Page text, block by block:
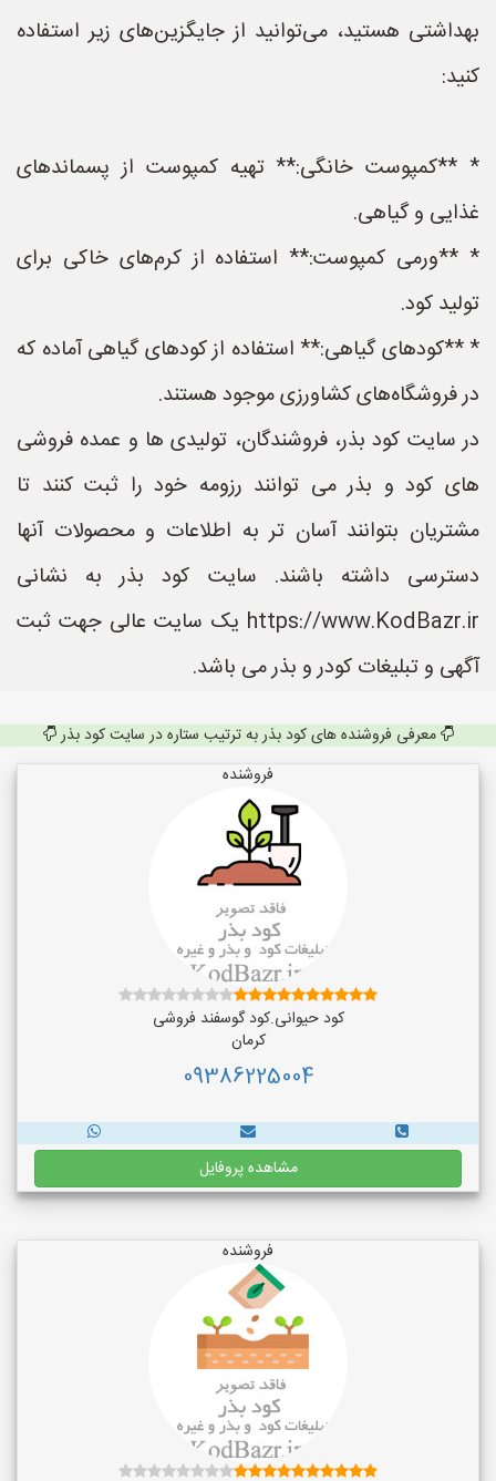
بهداشتی هستید، می‌توانید از جایگزین‌های زیر استفاده
کنید:
* **کمپوست خانگی:** تهیه کمپوست از پسماندهای
غذایی و گیاهی.
* **ورمی کمپوست:** استفاده از کرم‌های خاکی برای
تولید کود.
* **کودهای گیاهی:** استفاده از کودهای گیاهی آماده که
در فروشگاه‌های کشاورزی موجود هستند.
در سایت کود بذر، فروشندگان، تولیدی ها و عمده فروشی
های کود و بذر می توانند رزومه خود را ثبت کنند تا
مشتریان بتوانند آسان تر به اطلاعات و محصولات آنها
دسترسی داشته باشند. سایت کود بذر به نشانی
https://www.KodBazr.ir یک سایت عالی جهت ثبت
آگهی و تبلیغات کودر و بذر می باشد.
معرفی فروشنده های کود بذر به ترتیب ستاره در سایت کود بذر
فروشنده
کود حیوانی.کود گوسفند فروشی
کرمان
09386225004
مشاهده پروفایل
فروشنده